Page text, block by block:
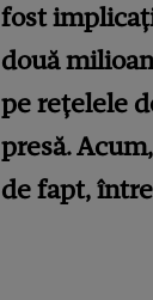
fost
două
pe rețelele
presă.
de fapt,